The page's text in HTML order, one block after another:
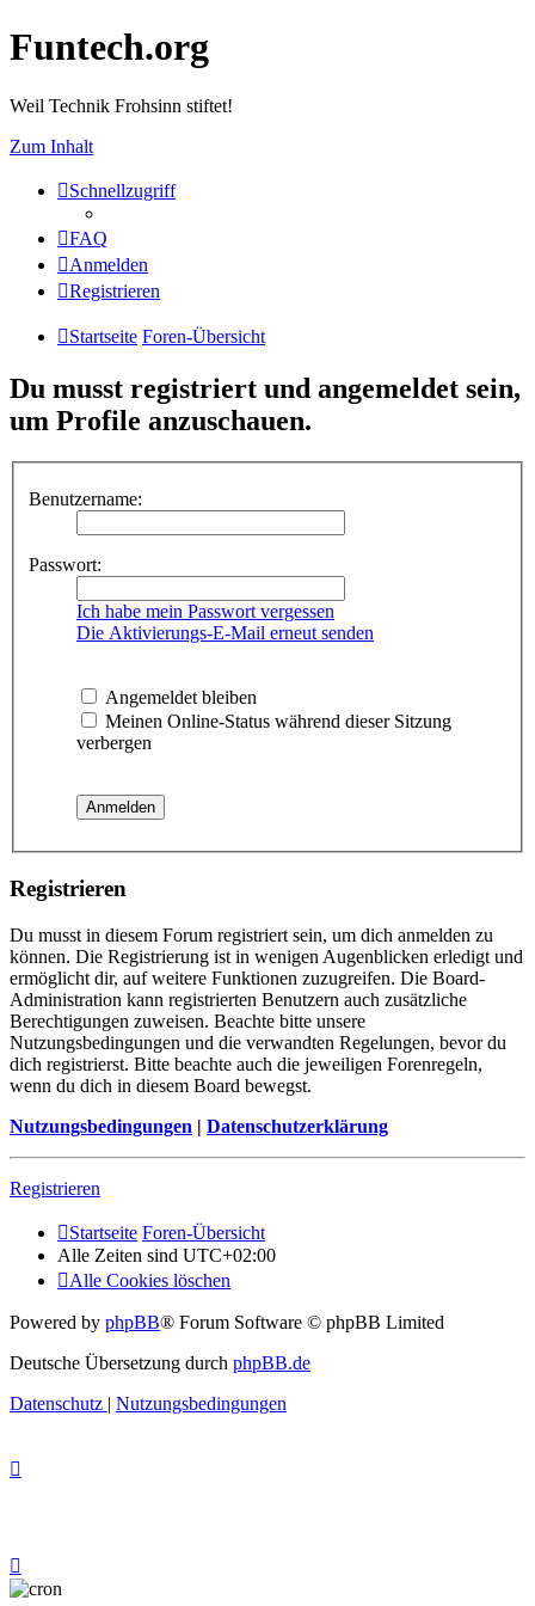
Funtech.org
Weil Technik Frohsinn stiftet!
Zum Inhalt
Schnellzugriff
FAQ
Anmelden
Registrieren
Startseite Foren-Übersicht
Du musst registriert und angemeldet sein,
um Profile anzuschauen.
Benutzername:
Passwort:
Ich habe mein Passwort vergessen
Die Aktivierungs-E-Mail erneut senden
Angemeldet bleiben
Meinen Online-Status während dieser Sitzung
verbergen
Registrieren
Du musst in diesem Forum registriert sein, um dich anmelden zu
können. Die Registrierung ist in wenigen Augenblicken erledigt und
ermöglicht dir, auf weitere Funktionen zuzugreifen. Die Board-
Administration kann registrierten Benutzern auch zusätzliche
Berechtigungen zuweisen. Beachte bitte unsere
Nutzungsbedingungen und die verwandten Regelungen, bevor du
dich registrierst. Bitte beachte auch die jeweiligen Forenregeln,
wenn du dich in diesem Board bewegst.
Nutzungsbedingungen | Datenschutzerklärung
Registrieren
Startseite Foren-Übersicht
Alle Zeiten sind UTC+02:00
Alle Cookies löschen
Powered by phpBB® Forum Software © phpBB Limited
Deutsche Übersetzung durch phpBB.de
Datenschutz | Nutzungsbedingungen